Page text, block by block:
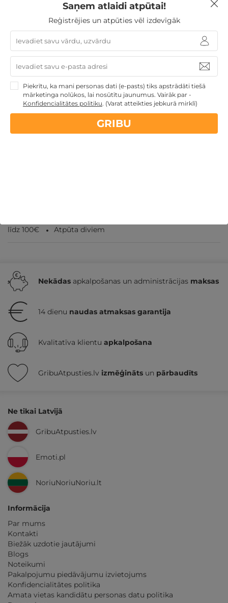
Pikants piedāvājums "50 Greja nokrāsas" 1. un 2.
Tallina,Meriton Old Town Garden Hotel ★ ★ ★ ★
līdz 100€
Atpūta diviem
Nekādas apkalpošanas un administrācijas maksas
14 dienu naudas atmaksas garantija
Kvalitatīva klientu apkalpošana
GribuAtpusties.lv izmēģināts un pārbaudīts
Ne tikai Latvijā
GribuAtpusties.lv
Emoti.pl
NoriuNoriuNoriu.lt
Informācija
Par mums
Kontakti
Biežāk uzdotie jautājumi
Blogs
Noteikumi
Pakalpojumu piedāvājumu izvietojums
Konfidencialitātes politika
Amata vietas kandidātu personas datu politika
Saņem atlaidi atpūtai!
Reģistrējies un atpūties vēl izdevīgāk
Piekrītu, ka mani personas dati (e-pasts) tiks apstrādāti tiešā
mārketinga nolūkos, lai nosūtītu jaunumus. Vairāk par -
Konfidencialitātes politiku. (Varat atteikties jebkurā mirklī)
GRIBU